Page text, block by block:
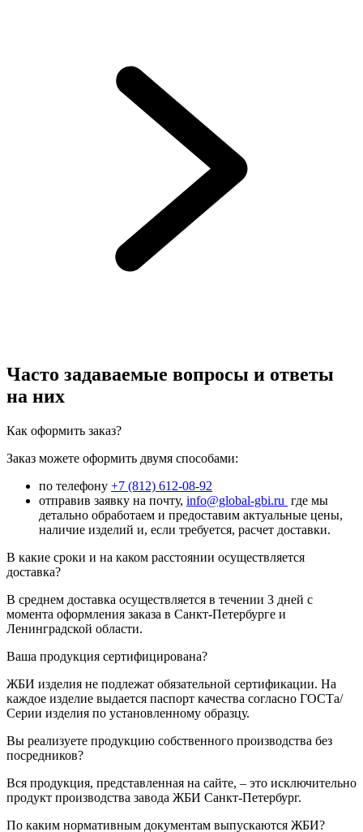
Часто задаваемые вопросы и ответы
на них
Как оформить заказ?
Заказ можете оформить двумя способами:
по телефону +7 (812) 612-08-92
отправив заявку на почту, info@global-gbi.ru где мы
детально обработаем и предоставим актуальные цены,
наличие изделий и, если требуется, расчет доставки.
В какие сроки и на каком расстоянии осуществляется
доставка?
В среднем доставка осуществляется в течении 3 дней с
момента оформления заказа в Санкт-Петербурге и
Ленинградской области.
Ваша продукция сертифицирована?
ЖБИ изделия не подлежат обязательной сертификации. На
каждое изделие выдается паспорт качества согласно ГОСТа/
Серии изделия по установленному образцу.
Вы реализуете продукцию собственного производства без
посредников?
Вся продукция, представленная на сайте, – это исключительно
продукт производства завода ЖБИ Санкт-Петербург.
По каким нормативным документам выпускаются ЖБИ?